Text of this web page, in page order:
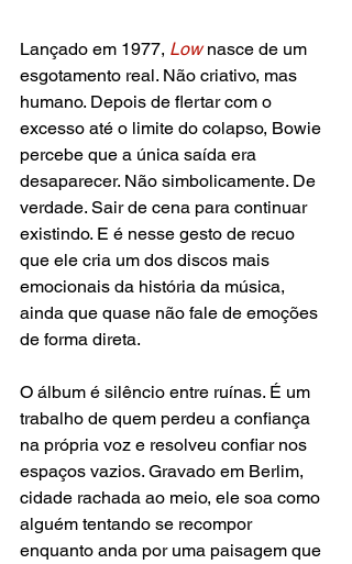
Lançado em 1977, Low nasce de um
esgotamento real. Não criativo, mas
humano. Depois de flertar com o
excesso até o limite do colapso, Bowie
percebe que a única saída era
desaparecer. Não simbolicamente. De
verdade. Sair de cena para continuar
existindo. E é nesse gesto de recuo
que ele cria um dos discos mais
emocionais da história da música,
ainda que quase não fale de emoções
de forma direta.
O álbum é silêncio entre ruínas. É um
trabalho de quem perdeu a confiança
na própria voz e resolveu confiar nos
espaços vazios. Gravado em Berlim,
cidade rachada ao meio, ele soa como
alguém tentando se recompor
enquanto anda por uma paisagem que